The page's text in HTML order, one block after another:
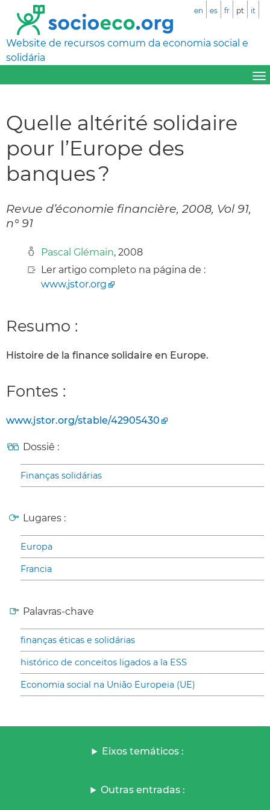
Website de recursos comum da economia social e
solidária
en es fr pt it
Quelle altérité solidaire
pour l’Europe des
banques ?
Revue d’économie financière, 2008, Vol 91,
n° 91
Pascal Glémain, 2008
Ler artigo completo na página de :
www.jstor.org
Resumo :
Histoire de la finance solidaire en Europe.
Fontes :
www.jstor.org/stable/42905430
Dossiê :
Finanças solidárias
Lugares :
Europa
Francia
Palavras-chave
finanças éticas e solidárias
histórico de conceitos ligados a la ESS
Economia social na União Europeia (UE)
Eixos temáticos :
Outras entradas :